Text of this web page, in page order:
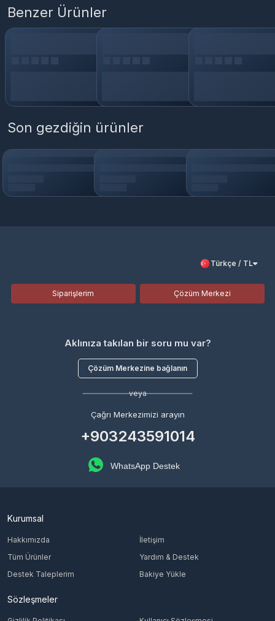
Benzer Ürünler
Son gezdiğin ürünler
Türkçe / TL
Siparişlerim Çözüm Merkezi
Aklınıza takılan bir soru mu var?
Çözüm Merkezine bağlanın
veya
Çağrı Merkezimizi arayın
+903243591014
WhatsApp Destek
Kurumsal
Hakkımızda
İletişim
Tüm Ürünler
Yardım & Destek
Destek Taleplerim
Bakiye Yükle
Sözleşmeler